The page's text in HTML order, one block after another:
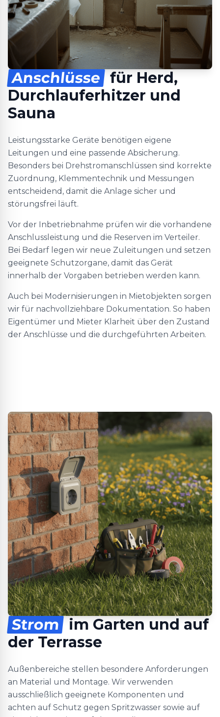
Anschlüsse für Herd,
Durchlauferhitzer und
Sauna
Leistungsstarke Geräte benötigen eigene
Leitungen und eine passende Absicherung.
Besonders bei Drehstromanschlüssen sind korrekte
Zuordnung, Klemmentechnik und Messungen
entscheidend, damit die Anlage sicher und
störungsfrei läuft.
Vor der Inbetriebnahme prüfen wir die vorhandene
Anschlussleistung und die Reserven im Verteiler.
Bei Bedarf legen wir neue Zuleitungen und setzen
geeignete Schutzorgane, damit das Gerät
innerhalb der Vorgaben betrieben werden kann.
Auch bei Modernisierungen in Mietobjekten sorgen
wir für nachvollziehbare Dokumentation. So haben
Eigentümer und Mieter Klarheit über den Zustand
der Anschlüsse und die durchgeführten Arbeiten.
Strom
im Garten und auf
der Terrasse
Außenbereiche stellen besondere Anforderungen
an Material und Montage. Wir verwenden
ausschließlich geeignete Komponenten und
achten auf Schutz gegen Spritzwasser sowie auf